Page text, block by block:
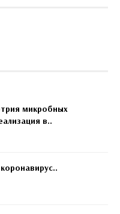
микробных
в..